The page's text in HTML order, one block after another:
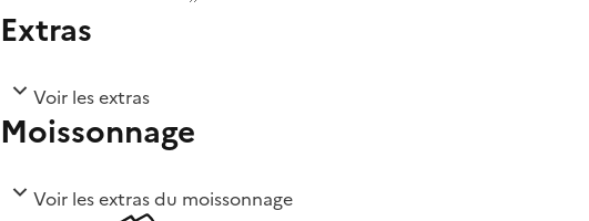
Extras
Voir les extras
Moissonnage
Voir les extras du moissonnage